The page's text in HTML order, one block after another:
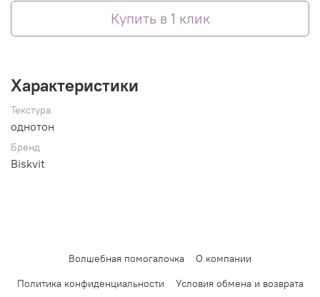
Купить в 1 клик
Характеристики
Текстура
однотон
Бренд
Biskvit
Волшебная помогалочка
О компании
Политика конфиденциальности
Условия обмена и возврата